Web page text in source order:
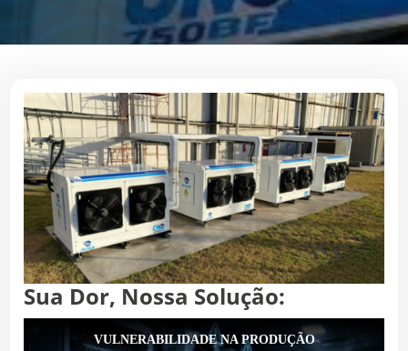
Sua Dor, Nossa Solução:
VULNERABILIDADE NA PRODUÇÃO